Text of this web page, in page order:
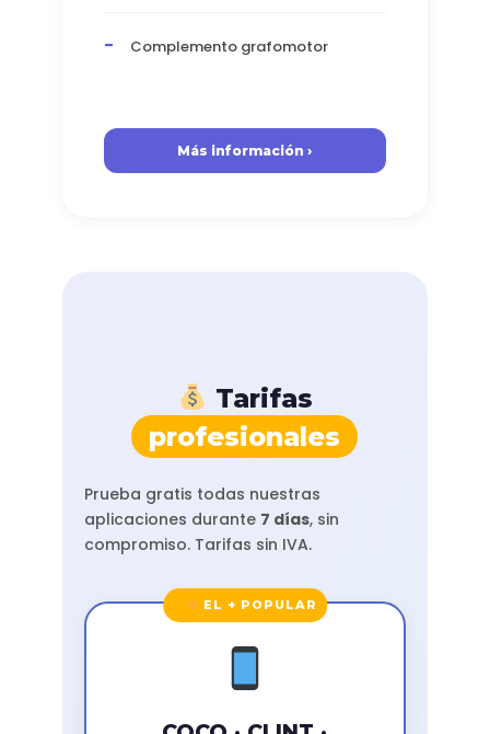
Complemento grafomotor
Más información ›
Tarifas
profesionales
Prueba gratis todas nuestras
aplicaciones durante 7 días, sin
compromiso. Tarifas sin IVA.
EL + POPULAR